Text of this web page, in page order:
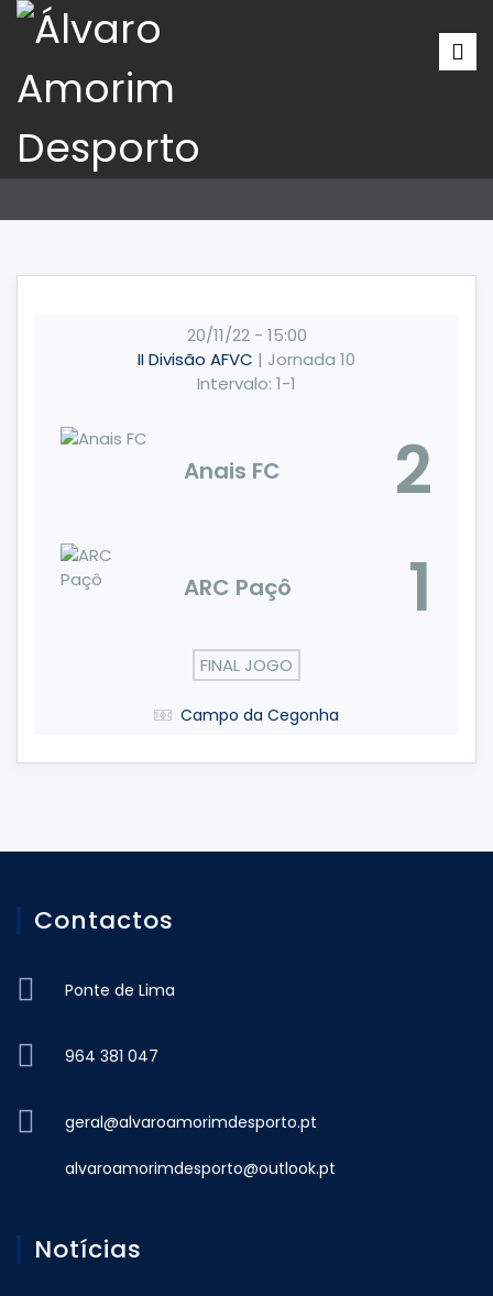
20/11/22 - 15:00
II Divisão AFVC | Jornada 10
Intervalo: 1-1
Anais FC 2
ARC Paçô 1
FINAL JOGO
Campo da Cegonha
Contactos
Ponte de Lima
964 381 047
geral@alvaroamorimdesporto.pt
alvaroamorimdesporto@outlook.pt
Notícias